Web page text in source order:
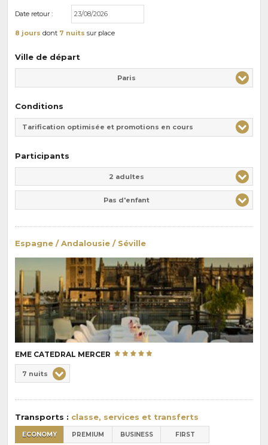
Date retour :
8 jours dont 7 nuits sur place
Ville de départ
Paris
Conditions
Tarification optimisée et promotions en cours
Participants
2 adultes
Pas d'enfant
Espagne / Andalousie / Séville
EME CATEDRAL MERCER
de
la
:
7 nuits
Transports : classe, services et transferts
ECONOMY PREMIUM BUSINESS FIRST